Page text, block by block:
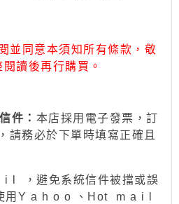
並同意本須知所有條款，敬
讀後再行購買。
件： 本店採用電子發票，訂
請務必於下單時填寫正確且
i l ，避免系統信件被擋或誤
用Y a h o o 、Hot
m a i l